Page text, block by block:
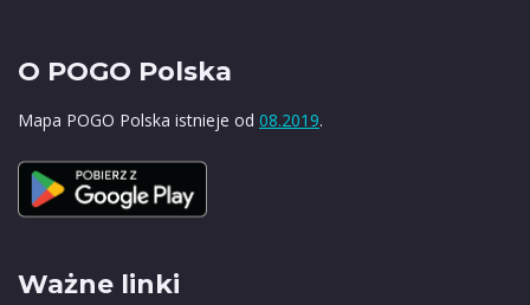
O POGO Polska
Mapa POGO Polska istnieje od 08.2019.
Ważne linki